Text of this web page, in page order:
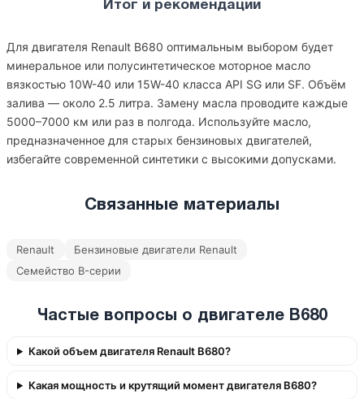
Итог и рекомендации
Для двигателя Renault B680 оптимальным выбором будет
минеральное или полусинтетическое моторное масло
вязкостью 10W-40 или 15W-40 класса API SG или SF. Объём
залива — около 2.5 литра. Замену масла проводите каждые
5000–7000 км или раз в полгода. Используйте масло,
предназначенное для старых бензиновых двигателей,
избегайте современной синтетики с высокими допусками.
Связанные материалы
Renault
Бензиновые двигатели Renault
Семейство B-серии
Частые вопросы о двигателе B680
Какой объем двигателя Renault B680?
Какая мощность и крутящий момент двигателя B680?